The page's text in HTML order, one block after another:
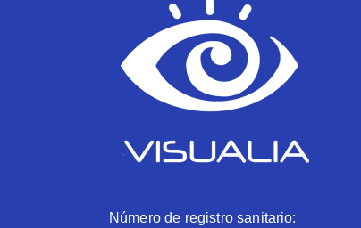
Número de registro sanitario: